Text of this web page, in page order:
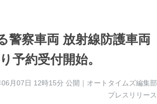
警察車両 放射線防護車両
予約受付開始。
月07日 12時15分 公開｜オートタイムズ編集部
プレスリリース